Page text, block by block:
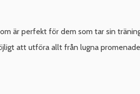
är perfekt för dem som tar sin
att utföra allt från lugna